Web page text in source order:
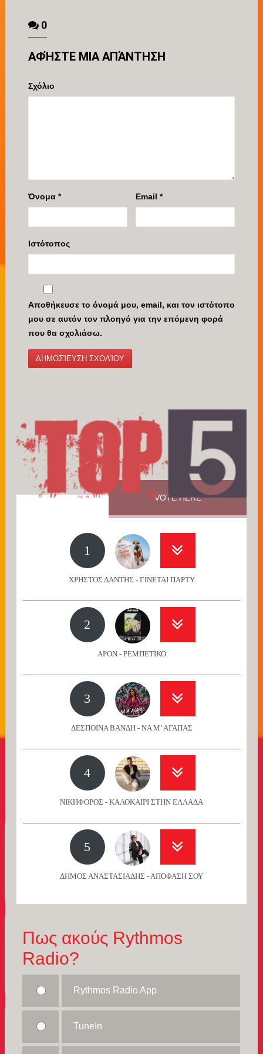
0
ΑΦΉΣΤΕ ΜΙΑ ΑΠΆΝΤΗΣΗ
Σχόλιο
Όνομα * Email*
Ιστότοπος
Αποθήκευσε το όνομά μου, email, και τον ιστότοπο
μου σε αυτόν τον πλοηγό για την επόμενη φορά
που θα σχολιάσω.
VOTE HERE
1
ΧΡΗΣΤΟΣ ΔΑΝΤΗΣ - ΓΙΝΕΤΑΙ ΠΑΡΤΥ
2
APON - ΡΕΜΠΕΤΙΚΟ
3
ΔΕΣΠΟΙΝΑ ΒΑΝΔΗ - ΝΑ Μ’ ΑΓΑΠΑΣ
4
ΝΙΚΗΦΟΡΟΣ - ΚΑΛΟΚΑΙΡΙ ΣΤΗΝ ΕΛΛΑΔΑ
5
ΔΗΜΟΣ ΑΝΑΣΤΑΣΙΑΔΗΣ - ΑΠΟΦΑΣΗ ΣΟΥ
Πως ακούς Rythmos
Radio?
Rythmos Radio App
TuneIn